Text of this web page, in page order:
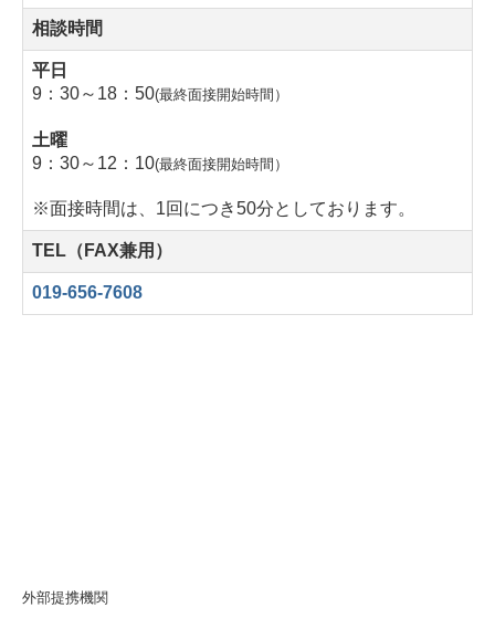
相談時間
平日
9：30～18： 50(最終面接開始時間）
土曜
9：30～12：10(最終面接開始時間）
※面接時間は、1回につき50分としております。
TEL（FAX兼用）
019-656-7608
外部提携機関